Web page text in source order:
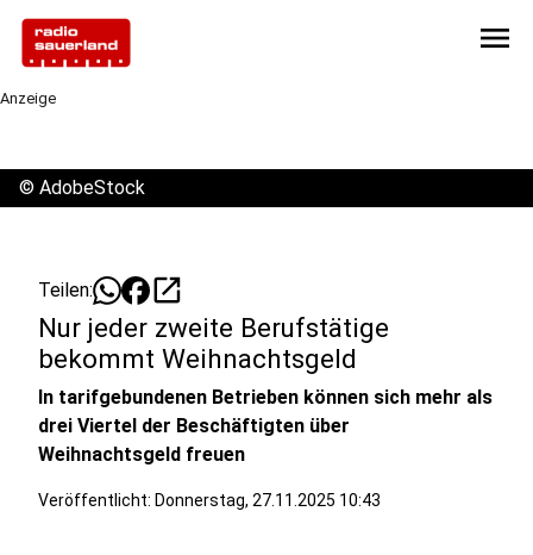
menu
Anzeige
© AdobeStock
Teilen: open_in_new
Nur jeder zweite Berufstätige
bekommt Weihnachtsgeld
In tarifgebundenen Betrieben können sich mehr als
drei Viertel der Beschäftigten über
Weihnachtsgeld freuen
Veröffentlicht: Donnerstag, 27.11.2025 10:43